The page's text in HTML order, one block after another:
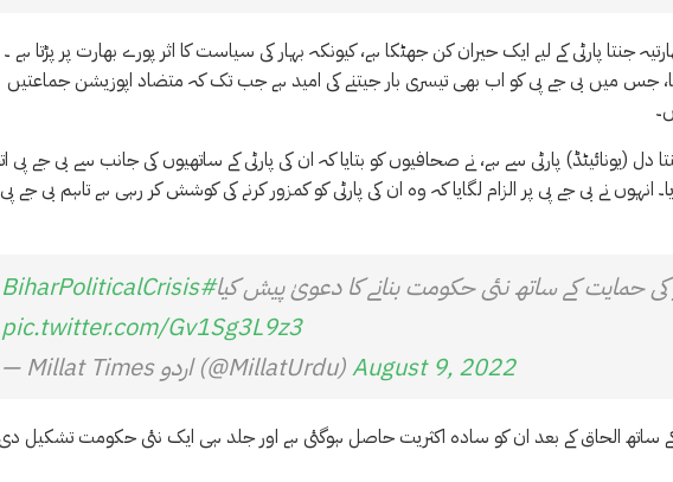
جنتا پارٹی کے لیے ایک حیران کن جھٹکا ہے، کیونکہ بہار کی سیاست کا اثر پورے بھارت پر پڑتا ہے ۔
سے پہلے ٹوٹ گیا، جس میں بی جے پی کو اب بھی تیسری بار جیتنے کی امید ہے جب تک کہ متضاد اپوزیشن جماعتیں
دل (یونائیٹڈ) پارٹی سے ہے، نے صحافیوں کو بتایا کہ ان کی پارٹی کے ساتھیوں کی جانب سے بی جے پی
نے بی جے پی پر الزام لگایا کہ وہ ان کی پارٹی کو کمزور کرنے کی کوشش کر رہی ہے تاہم بی جے
#BiharPoliticalCrisis
pic.twitter.com/Gv1Sg3L9z3
— Millat Times اردو (@MillatUrdu)August 9, 2022
کے ساتھ الحاق کے بعد ان کو سادہ اکثریت حاصل ہوگئی ہے اور جلد ہی ایک نئی حکومت تشکیل